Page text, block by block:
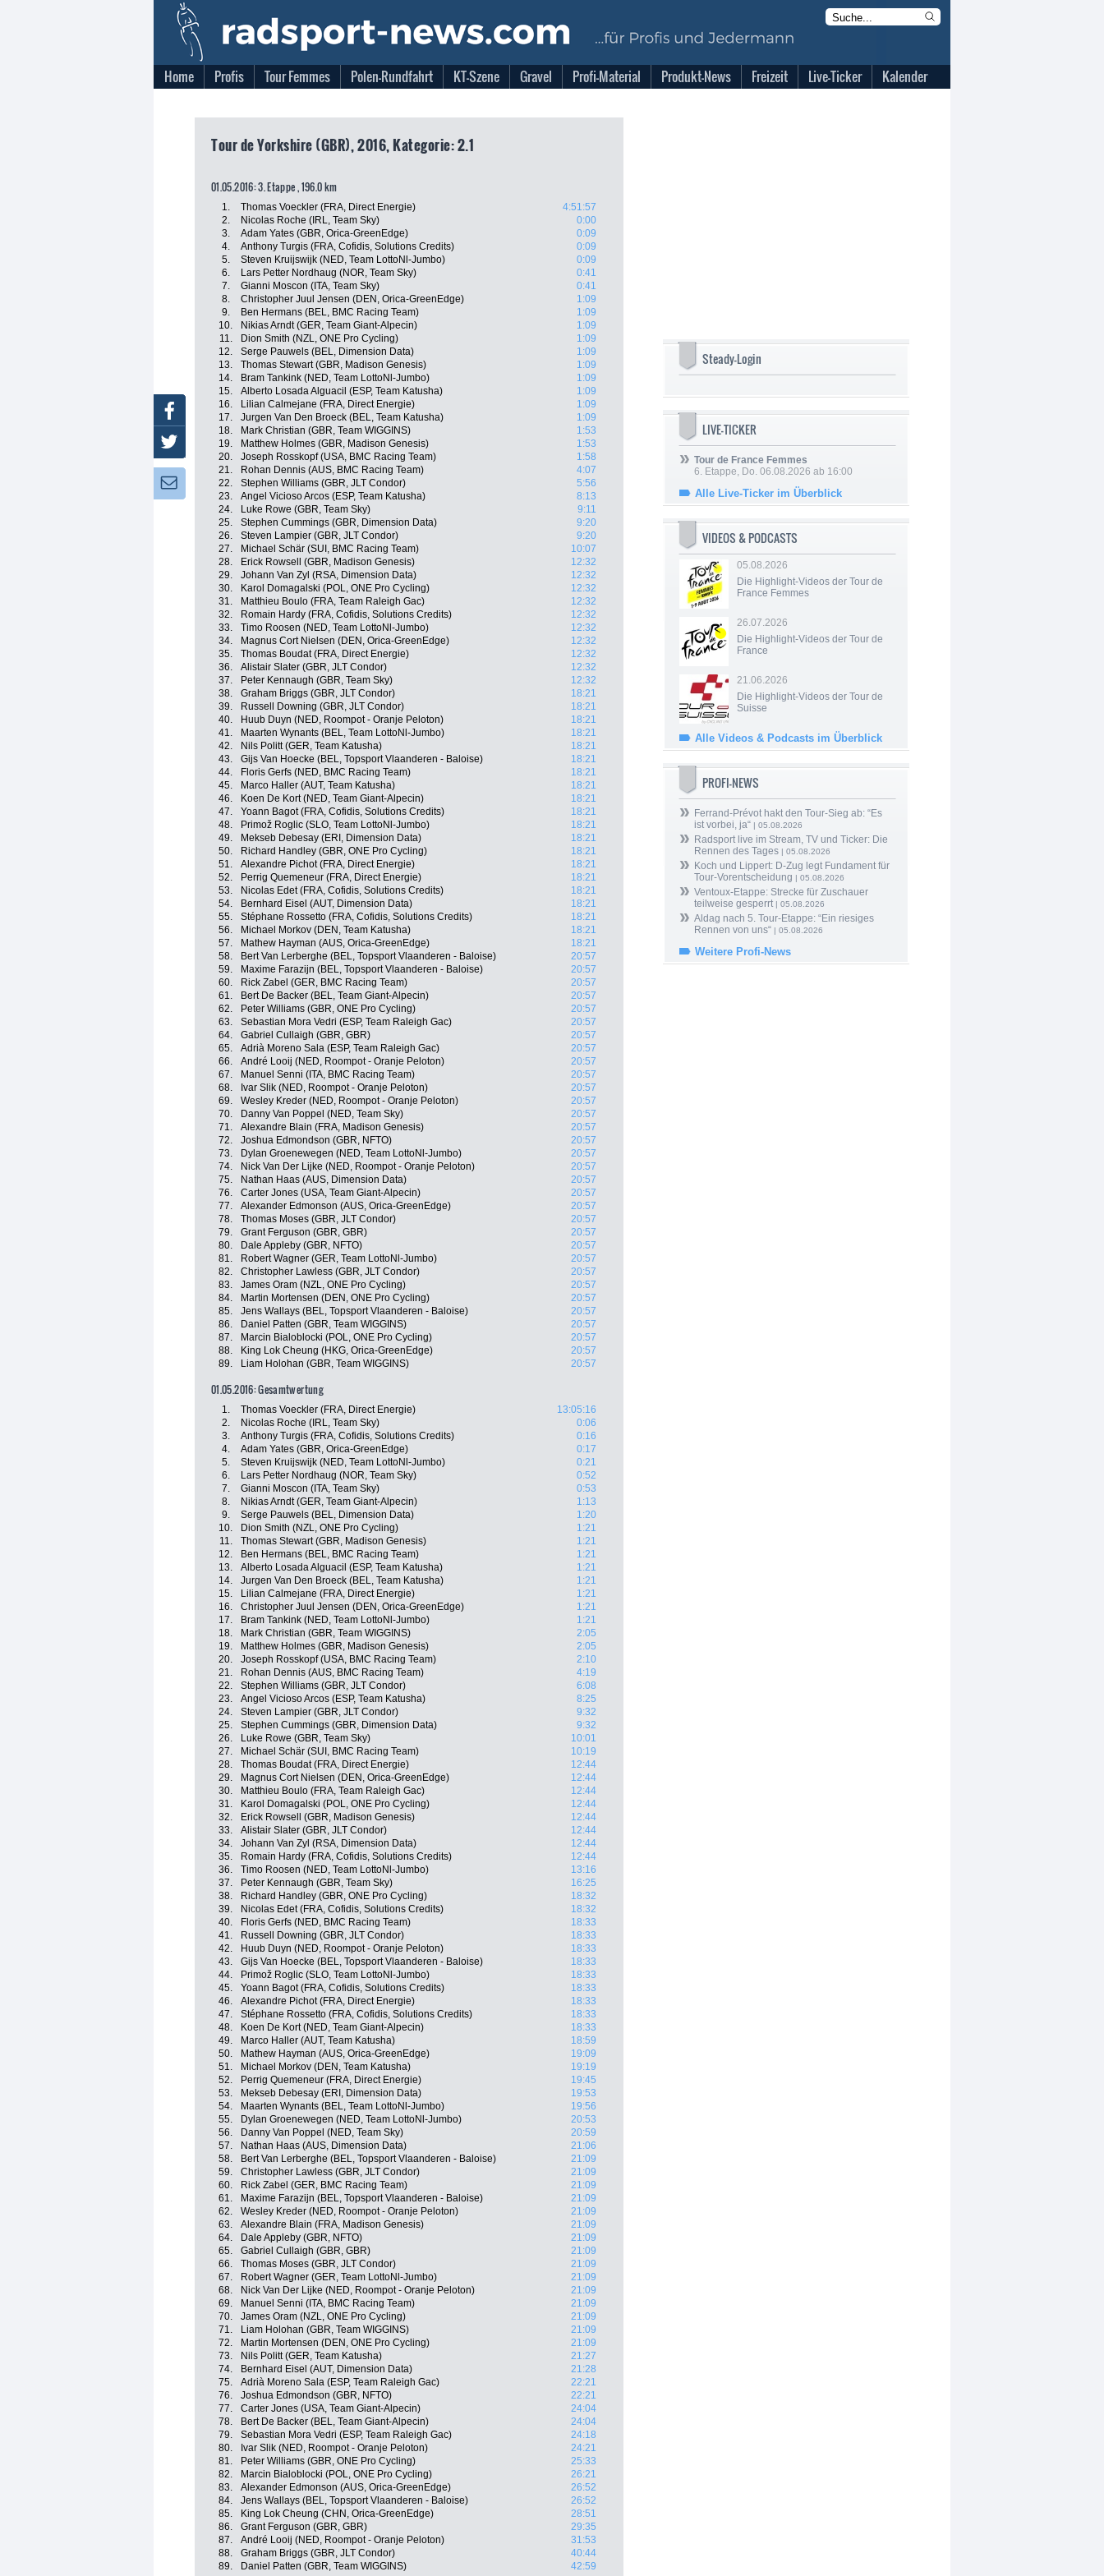
Home Profis Tour Femmes Polen-Rundfahrt KT-Szene Gravel Profi-Material Produkt-News Freizeit Live-Ticker Kalender
Tour de Yorkshire (GBR), 2016, Kategorie: 2.1
01.05.2016: 3. Etappe , 196.0 km
1. Thomas Voeckler (FRA, Direct Energie)
4:51:57
2.
Nicolas Roche (IRL, Team Sky)
0:00
3.
Adam Yates (GBR, Orica-GreenEdge)
0:09
4.
Anthony Turgis (FRA, Cofidis, Solutions Credits)
0:09
5.
Steven Kruijswijk (NED, Team LottoNl-Jumbo)
0:09
6.
Lars Petter Nordhaug (NOR, Team Sky)
0:41
7.
Gianni Moscon (ITA, Team Sky)
0:41
8.
Christopher Juul Jensen (DEN, Orica-GreenEdge)
1:09
9.
Ben Hermans (BEL, BMC Racing Team)
1:09
10.
Nikias Arndt (GER, Team Giant-Alpecin)
1:09
11.
Dion Smith (NZL, ONE Pro Cycling)
1:09
12.
Serge Pauwels (BEL, Dimension Data)
1:09
13.
Thomas Stewart (GBR, Madison Genesis)
1:09
14.
Bram Tankink (NED, Team LottoNl-Jumbo)
1:09
15.
Alberto Losada Alguacil (ESP, Team Katusha)
1:09
16.
Lilian Calmejane (FRA, Direct Energie)
1:09
17.
Jurgen Van Den Broeck (BEL, Team Katusha)
1:09
18.
Mark Christian (GBR, Team WIGGINS)
1:53
19.
Matthew Holmes (GBR, Madison Genesis)
1:53
20.
Joseph Rosskopf (USA, BMC Racing Team)
1:58
21.
Rohan Dennis (AUS, BMC Racing Team)
4:07
22.
Stephen Williams (GBR, JLT Condor)
5:56
23.
Angel Vicioso Arcos (ESP, Team Katusha)
8:13
24.
Luke Rowe (GBR, Team Sky)
9:11
25.
Stephen Cummings (GBR, Dimension Data)
9:20
26.
Steven Lampier (GBR, JLT Condor)
9:20
27.
Michael Schär (SUI, BMC Racing Team)
10:07
28.
Erick Rowsell (GBR, Madison Genesis)
12:32
29.
Johann Van Zyl (RSA, Dimension Data)
12:32
30.
Karol Domagalski (POL, ONE Pro Cycling)
12:32
31.
Matthieu Boulo (FRA, Team Raleigh Gac)
12:32
32.
Romain Hardy (FRA, Cofidis, Solutions Credits)
12:32
33.
Timo Roosen (NED, Team LottoNl-Jumbo)
12:32
34.
Magnus Cort Nielsen (DEN, Orica-GreenEdge)
12:32
35.
Thomas Boudat (FRA, Direct Energie)
12:32
36.
Alistair Slater (GBR, JLT Condor)
12:32
37.
Peter Kennaugh (GBR, Team Sky)
12:32
38.
Graham Briggs (GBR, JLT Condor)
18:21
39.
Russell Downing (GBR, JLT Condor)
18:21
40.
Huub Duyn (NED, Roompot - Oranje Peloton)
18:21
41.
Maarten Wynants (BEL, Team LottoNl-Jumbo)
18:21
42.
Nils Politt (GER, Team Katusha)
18:21
43.
Gijs Van Hoecke (BEL, Topsport Vlaanderen - Baloise)
18:21
44.
Floris Gerfs (NED, BMC Racing Team)
18:21
45.
Marco Haller (AUT, Team Katusha)
18:21
46.
Koen De Kort (NED, Team Giant-Alpecin)
18:21
47.
Yoann Bagot (FRA, Cofidis, Solutions Credits)
18:21
48.
Primož Roglic (SLO, Team LottoNl-Jumbo)
18:21
49.
Mekseb Debesay (ERI, Dimension Data)
18:21
50.
Richard Handley (GBR, ONE Pro Cycling)
18:21
51.
Alexandre Pichot (FRA, Direct Energie)
18:21
52.
Perrig Quemeneur (FRA, Direct Energie)
18:21
53.
Nicolas Edet (FRA, Cofidis, Solutions Credits)
18:21
54.
Bernhard Eisel (AUT, Dimension Data)
18:21
55.
Stéphane Rossetto (FRA, Cofidis, Solutions Credits)
18:21
56.
Michael Morkov (DEN, Team Katusha)
18:21
57.
Mathew Hayman (AUS, Orica-GreenEdge)
18:21
58.
Bert Van Lerberghe (BEL, Topsport Vlaanderen - Baloise)
20:57
59.
Maxime Farazijn (BEL, Topsport Vlaanderen - Baloise)
20:57
60.
Rick Zabel (GER, BMC Racing Team)
20:57
61.
Bert De Backer (BEL, Team Giant-Alpecin)
20:57
62.
Peter Williams (GBR, ONE Pro Cycling)
20:57
63.
Sebastian Mora Vedri (ESP, Team Raleigh Gac)
20:57
64.
Gabriel Cullaigh (GBR, GBR)
20:57
65.
Adrià Moreno Sala (ESP, Team Raleigh Gac)
20:57
66.
André Looij (NED, Roompot - Oranje Peloton)
20:57
67.
Manuel Senni (ITA, BMC Racing Team)
20:57
68.
Ivar Slik (NED, Roompot - Oranje Peloton)
20:57
69.
Wesley Kreder (NED, Roompot - Oranje Peloton)
20:57
70.
Danny Van Poppel (NED, Team Sky)
20:57
71.
Alexandre Blain (FRA, Madison Genesis)
20:57
72.
Joshua Edmondson (GBR, NFTO)
20:57
73.
Dylan Groenewegen (NED, Team LottoNl-Jumbo)
20:57
74.
Nick Van Der Lijke (NED, Roompot - Oranje Peloton)
20:57
75.
Nathan Haas (AUS, Dimension Data)
20:57
76.
Carter Jones (USA, Team Giant-Alpecin)
20:57
77.
Alexander Edmonson (AUS, Orica-GreenEdge)
20:57
78.
Thomas Moses (GBR, JLT Condor)
20:57
79.
Grant Ferguson (GBR, GBR)
20:57
80.
Dale Appleby (GBR, NFTO)
20:57
81.
Robert Wagner (GER, Team LottoNl-Jumbo)
20:57
82.
Christopher Lawless (GBR, JLT Condor)
20:57
83.
James Oram (NZL, ONE Pro Cycling)
20:57
84.
Martin Mortensen (DEN, ONE Pro Cycling)
20:57
85.
Jens Wallays (BEL, Topsport Vlaanderen - Baloise)
20:57
86.
Daniel Patten (GBR, Team WIGGINS)
20:57
87.
Marcin Bialoblocki (POL, ONE Pro Cycling)
20:57
88.
King Lok Cheung (HKG, Orica-GreenEdge)
20:57
89.
Liam Holohan (GBR, Team WIGGINS) 20:57
01.05.2016: Gesamtwertung
1. Thomas Voeckler (FRA, Direct Energie)
13:05:16
2.
Nicolas Roche (IRL, Team Sky)
0:06
3.
Anthony Turgis (FRA, Cofidis, Solutions Credits)
0:16
4.
Adam Yates (GBR, Orica-GreenEdge)
0:17
5.
Steven Kruijswijk (NED, Team LottoNl-Jumbo)
0:21
6.
Lars Petter Nordhaug (NOR, Team Sky)
0:52
7.
Gianni Moscon (ITA, Team Sky)
0:53
8.
Nikias Arndt (GER, Team Giant-Alpecin)
1:13
9.
Serge Pauwels (BEL, Dimension Data)
1:20
10.
Dion Smith (NZL, ONE Pro Cycling)
1:21
11.
Thomas Stewart (GBR, Madison Genesis)
1:21
12.
Ben Hermans (BEL, BMC Racing Team)
1:21
13.
Alberto Losada Alguacil (ESP, Team Katusha)
1:21
14.
Jurgen Van Den Broeck (BEL, Team Katusha)
1:21
15.
Lilian Calmejane (FRA, Direct Energie)
1:21
16.
Christopher Juul Jensen (DEN, Orica-GreenEdge)
1:21
17.
Bram Tankink (NED, Team LottoNl-Jumbo)
1:21
18.
Mark Christian (GBR, Team WIGGINS)
2:05
19.
Matthew Holmes (GBR, Madison Genesis)
2:05
20.
Joseph Rosskopf (USA, BMC Racing Team)
2:10
21.
Rohan Dennis (AUS, BMC Racing Team)
4:19
22.
Stephen Williams (GBR, JLT Condor)
6:08
23.
Angel Vicioso Arcos (ESP, Team Katusha)
8:25
24.
Steven Lampier (GBR, JLT Condor)
9:32
25.
Stephen Cummings (GBR, Dimension Data)
9:32
26.
Luke Rowe (GBR, Team Sky)
10:01
27.
Michael Schär (SUI, BMC Racing Team)
10:19
28.
Thomas Boudat (FRA, Direct Energie)
12:44
29.
Magnus Cort Nielsen (DEN, Orica-GreenEdge)
12:44
30.
Matthieu Boulo (FRA, Team Raleigh Gac)
12:44
31.
Karol Domagalski (POL, ONE Pro Cycling)
12:44
32.
Erick Rowsell (GBR, Madison Genesis)
12:44
33.
Alistair Slater (GBR, JLT Condor)
12:44
34.
Johann Van Zyl (RSA, Dimension Data)
12:44
35.
Romain Hardy (FRA, Cofidis, Solutions Credits)
12:44
36.
Timo Roosen (NED, Team LottoNl-Jumbo)
13:16
37.
Peter Kennaugh (GBR, Team Sky)
16:25
38.
Richard Handley (GBR, ONE Pro Cycling)
18:32
39.
Nicolas Edet (FRA, Cofidis, Solutions Credits)
18:32
40.
Floris Gerfs (NED, BMC Racing Team)
18:33
41.
Russell Downing (GBR, JLT Condor)
18:33
42.
Huub Duyn (NED, Roompot - Oranje Peloton)
18:33
43.
Gijs Van Hoecke (BEL, Topsport Vlaanderen - Baloise)
18:33
44.
Primož Roglic (SLO, Team LottoNl-Jumbo)
18:33
45.
Yoann Bagot (FRA, Cofidis, Solutions Credits)
18:33
46.
Alexandre Pichot (FRA, Direct Energie)
18:33
47.
Stéphane Rossetto (FRA, Cofidis, Solutions Credits)
18:33
48.
Koen De Kort (NED, Team Giant-Alpecin)
18:33
49.
Marco Haller (AUT, Team Katusha)
18:59
50.
Mathew Hayman (AUS, Orica-GreenEdge)
19:09
51.
Michael Morkov (DEN, Team Katusha)
19:19
52.
Perrig Quemeneur (FRA, Direct Energie)
19:45
53.
Mekseb Debesay (ERI, Dimension Data)
19:53
54.
Maarten Wynants (BEL, Team LottoNl-Jumbo)
19:56
55.
Dylan Groenewegen (NED, Team LottoNl-Jumbo)
20:53
56.
Danny Van Poppel (NED, Team Sky)
20:59
57.
Nathan Haas (AUS, Dimension Data)
21:06
58.
Bert Van Lerberghe (BEL, Topsport Vlaanderen - Baloise)
21:09
59.
Christopher Lawless (GBR, JLT Condor)
21:09
60.
Rick Zabel (GER, BMC Racing Team)
21:09
61.
Maxime Farazijn (BEL, Topsport Vlaanderen - Baloise)
21:09
62.
Wesley Kreder (NED, Roompot - Oranje Peloton)
21:09
63.
Alexandre Blain (FRA, Madison Genesis)
21:09
64.
Dale Appleby (GBR, NFTO)
21:09
65.
Gabriel Cullaigh (GBR, GBR)
21:09
66.
Thomas Moses (GBR, JLT Condor)
21:09
67.
Robert Wagner (GER, Team LottoNl-Jumbo)
21:09
68.
Nick Van Der Lijke (NED, Roompot - Oranje Peloton)
21:09
69.
Manuel Senni (ITA, BMC Racing Team)
21:09
70.
James Oram (NZL, ONE Pro Cycling)
21:09
71.
Liam Holohan (GBR, Team WIGGINS)
21:09
72.
Martin Mortensen (DEN, ONE Pro Cycling)
21:09
73.
Nils Politt (GER, Team Katusha)
21:27
74.
Bernhard Eisel (AUT, Dimension Data)
21:28
75.
Adrià Moreno Sala (ESP, Team Raleigh Gac)
22:21
76.
Joshua Edmondson (GBR, NFTO)
22:21
77.
Carter Jones (USA, Team Giant-Alpecin)
24:04
78.
Bert De Backer (BEL, Team Giant-Alpecin)
24:04
79.
Sebastian Mora Vedri (ESP, Team Raleigh Gac)
24:18
80.
Ivar Slik (NED, Roompot - Oranje Peloton)
24:21
81.
Peter Williams (GBR, ONE Pro Cycling)
25:33
82.
Marcin Bialoblocki (POL, ONE Pro Cycling)
26:21
83.
Alexander Edmonson (AUS, Orica-GreenEdge)
26:52
84.
Jens Wallays (BEL, Topsport Vlaanderen - Baloise)
26:52
85.
King Lok Cheung (CHN, Orica-GreenEdge)
28:51
86.
Grant Ferguson (GBR, GBR)
29:35
87.
André Looij (NED, Roompot - Oranje Peloton)
31:53
88.
Graham Briggs (GBR, JLT Condor)
40:44
89.
Daniel Patten (GBR, Team WIGGINS) 42:59
Steady-Login
LIVE-TICKER
Tour de France Femmes
6. Etappe, Do. 06.08.2026 ab 16:00
Alle Live-Ticker im Überblick
VIDEOS & PODCASTS
05.08.2026
Die Highlight-Videos der Tour de
France Femmes
26.07.2026
Die Highlight-Videos der Tour de
France
21.06.2026
Die Highlight-Videos der Tour de
Suisse
Alle Videos & Podcasts im Überblick
PROFI-NEWS
Ferrand-Prévot hakt den Tour-Sieg ab: “Es
ist vorbei, ja“ | 05.08.2026
Radsport live im Stream, TV und Ticker: Die
Rennen des Tages | 05.08.2026
Koch und Lippert: D-Zug legt Fundament für
Tour-Vorentscheidung | 05.08.2026
Ventoux-Etappe: Strecke für Zuschauer
teilweise gesperrt| 05.08.2026
Aldag nach 5. Tour-Etappe: “Ein riesiges
Rennen von uns“ | 05.08.2026
Weitere Profi-News
Facebook
Twitter
Newsletter: